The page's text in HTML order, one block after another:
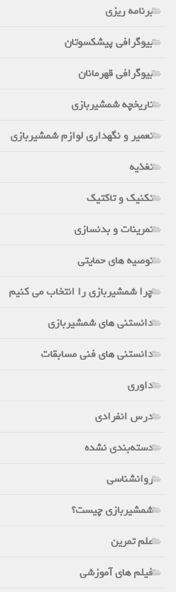
برنامه ریزی
بیوگرافی پیشکسوتان
بیوگرافی قهرمانان
تاریخچه شمشیربازی
تعمیر و نگهداری لوازم شمشیربازی
تغذیه
تکنیک و تاکتیک
تمرینات و بدنسازی
توصیه های حمایتی
چرا شمشیربازی را انتخاب می کنیم
دانستنی های شمشیربازی
دانستنی های فنی مسابقات
داوری
درس انفرادی
دسته‌بندی نشده
روانشناسی
شمشیربازی چیست؟
علم تمرین
فیلم های آموزشی